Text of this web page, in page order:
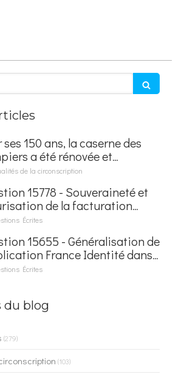
ses 150 ans, la caserne des
a été rénovée et
au nom d'Hubert
de la circonscription
15778 - Souveraineté et
de la facturation
Écrites
15655 - Généralisation de
France Identité dans
du quotidien
Écrites
du blog
(279)
(103)